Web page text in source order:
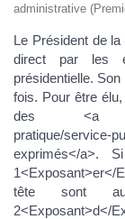
administrative
Le Président de
direct par les
présidentielle.
fois. Pour être
des <a
pratique/service-
exprimés</a>.
1<Exposant>er</
tête sont
2<Exposant>d</